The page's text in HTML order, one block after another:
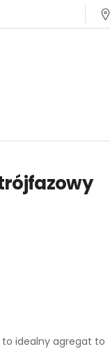
to idealny agregat to